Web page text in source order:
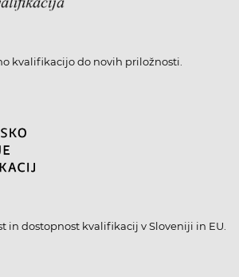
kvalifikacijo do novih priložnosti.
in dostopnost kvalifikacij v Sloveniji in EU.